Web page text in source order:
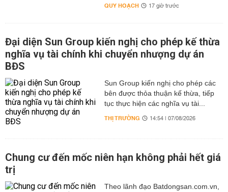
QUY HOẠCH 17 giờ trước
Đại diện Sun Group kiến nghị cho phép kế thừa
nghĩa vụ tài chính khi chuyển nhượng dự án
BĐS
Sun Group kiến nghị cho phép các
bên được thỏa thuận kế thừa, tiếp
tục thực hiện các nghĩa vụ tài...
THỊ TRƯỜNG 14:54 | 07/08/2026
Chung cư đến mốc niên hạn không phải hết giá
trị
Theo lãnh đạo Batdongsan.com.vn,